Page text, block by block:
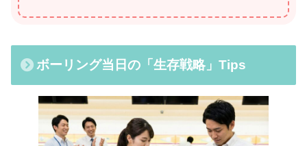
ボーリング当日の「生存戦略」Tips